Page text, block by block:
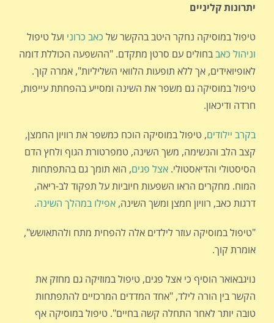
יתרונות קליניים
טיפול במוסיקה נחקר היטב בהקשר של כאב כרוני ועל טיפול
וניהול כאבבחולים עם סרטן מתקדם. "ההשפעה הכוללת דומה
לאופיואידים, אך ללא תופעות הלוואי השליליות", אמרה קוך.
טיפול במוסיקה גם משפר את השינה ומסייע בהפחתת עייפות,
חרדה ודיכאון.
בקרב יילודים, טיפול במוסיקה הוכח כמשפר את רוויון החמצן,
קצב הלב והנשימה, משך השינה, טמפרטורת הגוף ולחץ הדם
הסיסטולי והדיאסטולי. אצל פגים, הוא תומך גם בהתפתחות
המוח. מחקרים הראו השפעות חיוביות על תפקוד לב-ריאה,
דרגות כאב, רוויון חמצן ומשך השינה, אפילו במהלך השינה.
"טיפול במוסיקה עוזר לילדים אלה להפחית מתח ולהתאושש",
אומרת קוך.
נויגבאואר הוסיף כי אצל פגים, טיפול במוזיקה גם מחזק את
הקשר בין הורה לילד, "אחד המדדים המרכזיים להתפתחות
טובה יותר לאחר התחלה קשה בחיים". טיפול במוסיקה אף